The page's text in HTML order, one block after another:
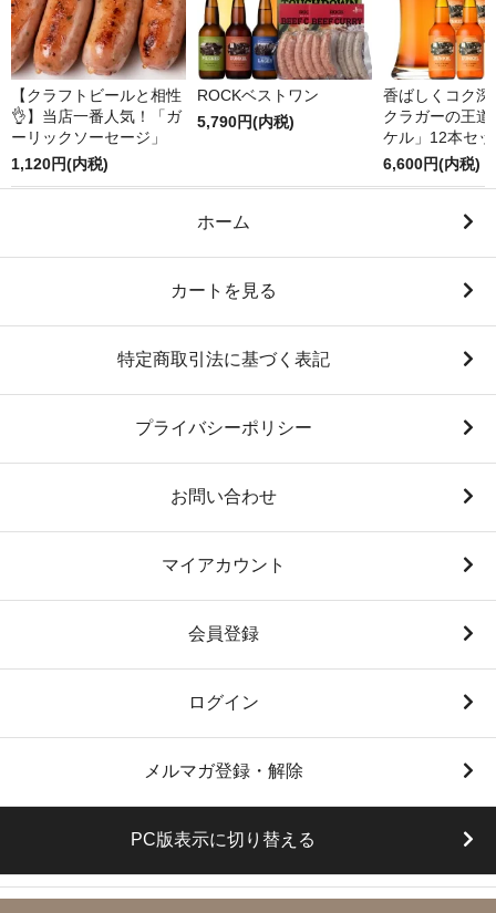
【クラフトビールと相性
👌】当店一番人気！「ガ
ーリックソーセージ」
1,120円(内税)
ROCKベストワン
5,790円(内税)
香ばしくコク深
クラガーの王道
ケル」12本セ
6,600円(内税)
ホーム
カートを見る
特定商取引法に基づく表記
プライバシーポリシー
お問い合わせ
マイアカウント
会員登録
ログイン
メルマガ登録・解除
PC版表示に切り替える